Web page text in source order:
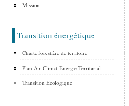
Mission
Transition énergétique
Charte forestière de territoire
Plan Air-Climat-Energie Territorial
Transition Ecologique